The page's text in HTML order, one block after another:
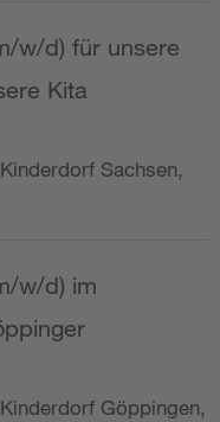
w/d) für unsere
Kita
Sachsen,
w/d) im
Göppingen,